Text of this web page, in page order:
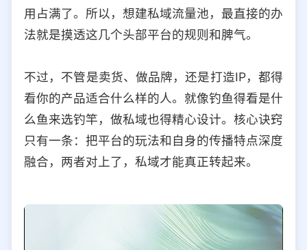
用占满了。所以，想建私域流量池，最直接的办
法就是摸透这几个头部平台的规则和脾气。
不过，不管是卖货、做品牌，还是打造IP，都得
看你的产品适合什么样的人。就像钓鱼得看是什
么鱼来选钓竿，做私域也得精心设计。核心诀窍
只有一条：把平台的玩法和自身的传播特点深度
融合，两者对上了，私域才能真正转起来。